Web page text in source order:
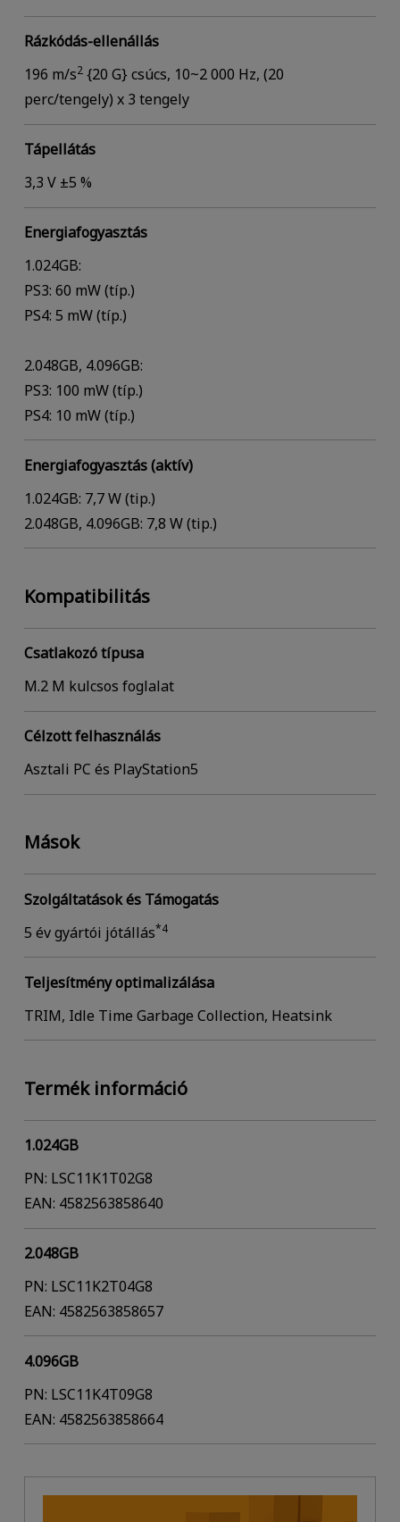
Rázkódás-ellenállás
196 m/s2{20 G} csúcs, 10~2 000 Hz, (20
perc/tengely) x 3 tengely
Tápellátás
3,3 V ±5 %
Energiafogyasztás
1.024GB:
PS3: 60 mW (típ.)
PS4: 5 mW (típ.)
2.048GB, 4.096GB:
PS3: 100 mW (típ.)
PS4: 10 mW (típ.)
Energiafogyasztás (aktív)
1.024GB: 7,7 W (tip.)
2.048GB, 4.096GB: 7,8 W (tip.)
Kompatibilitás
Csatlakozó típusa
M.2 M kulcsos foglalat
Célzott felhasználás
Asztali PC és PlayStation5
Mások
Szolgáltatások és Támogatás
5 év gyártói jótállás*4
Teljesítmény optimalizálása
TRIM, Idle Time Garbage Collection, Heatsink
Termék információ
1.024GB
PN: LSC11K1T02G8
EAN: 4582563858640
2.048GB
PN: LSC11K2T04G8
EAN: 4582563858657
4.096GB
PN: LSC11K4T09G8
EAN: 4582563858664